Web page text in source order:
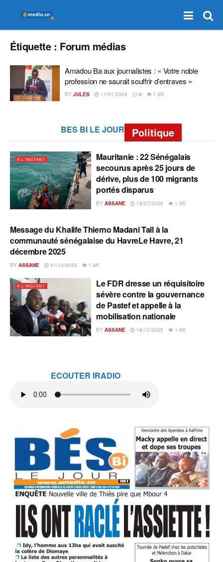
Étiquette : Forum médias
Amadou Ba aux journalistes : « Votre noble
profession ne saurait souffrir d’entraves »
BY JULES 11/01/2024 0 1.6K
BES BI LE JOUR Politique
A L'INSTANT
Mauritanie : 22 Sénégalais
secourus après 25 jours de
dérive, plus de 100 migrants
portés disparus
BY ASSANE 18/07/2026 1.5K
A L'INSTANT
Message du Khalife Thierno Madani Tall à la
communauté sénégalaise du HavreLe Havre, 21
décembre 2025
BY ASSANE 21/12/2025 1.8K
A L'INSTANT
Le FDR dresse un réquisitoire
sévère contre la gouvernance
de Pastef et appelle à la
mobilisation nationale
BY ASSANE 18/12/2025 1.9K
ECOUTER IRADIO